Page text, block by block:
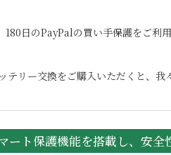
日のPayPalの買い手保護をご利
テリー交換をご購入いただくと、
ート保護機能を搭載し、安全